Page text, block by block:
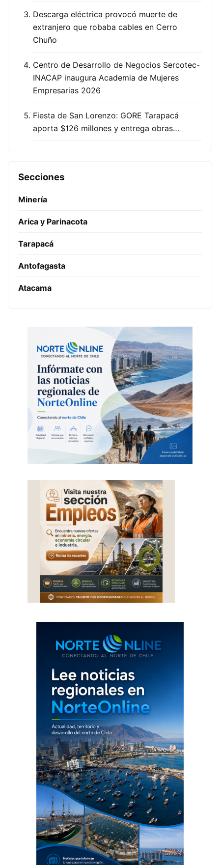
Descarga eléctrica provocó muerte de
extranjero que robaba cables en Cerro
Chuño
Centro de Desarrollo de Negocios Sercotec-
INACAP inaugura Academia de Mujeres
Empresarias 2026
Fiesta de San Lorenzo: GORE Tarapacá
aporta $126 millones y entrega obras…
Secciones
Minería
Arica y Parinacota
Tarapacá
Antofagasta
Atacama